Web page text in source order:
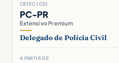
CEISC (CS)
PC-PR
Extensivo Premium
Delegado de Polícia Civil
A PARTIR DE